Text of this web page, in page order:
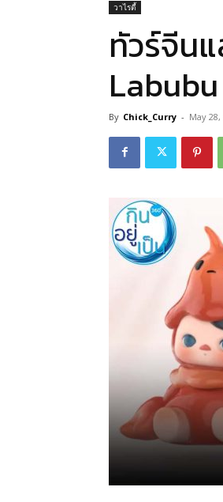
วาไรตี้
ทัวร์จีน
Labubu
By Chick_Curry - May 28,